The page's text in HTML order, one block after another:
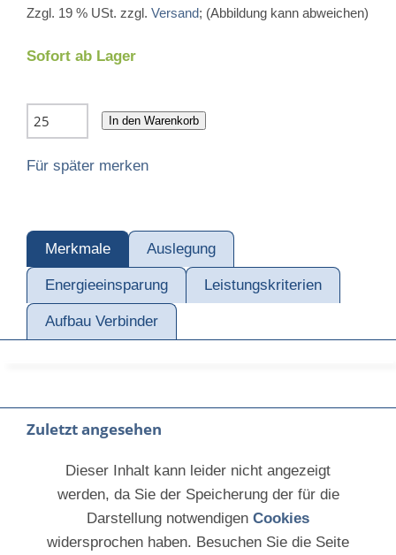
Zzgl. 19 % USt. zzgl. Versand; (Abbildung kann abweichen)
Sofort ab Lager
In den Warenkorb
Für später merken
Merkmale Auslegung
Energieeinsparung Leistungskriterien
Aufbau Verbinder
Zuletzt angesehen
Dieser Inhalt kann leider nicht angezeigt
werden, da Sie der Speicherung der für die
Darstellung notwendigen Cookies
widersprochen haben. Besuchen Sie die Seite